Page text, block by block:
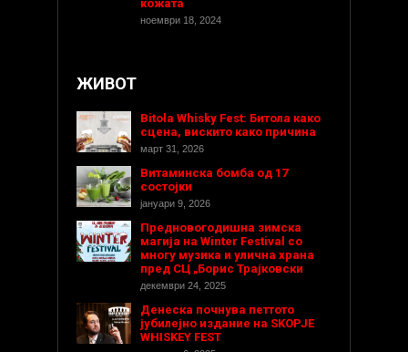
кожата
ноември 18, 2024
ЖИВОТ
Bitola Whisky Fest: Битола како
сцена, вискито како причина
март 31, 2026
Витаминска бомба од 17
состојки
јануари 9, 2026
Предновогодишнa зимска
магија на Winter Festival со
многу музика и улична храна
пред СЦ „Борис Трајковски
декември 24, 2025
Денеска почнува петтото
јубилејно издание на SKOPJE
WHISKEY FEST